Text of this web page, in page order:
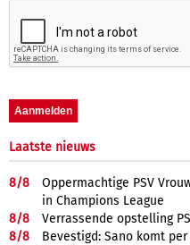
Laatste nieuws
8/8
Oppermachtige PSV
in Champions League
8/8
Verrassende opstelling
8/8
Bevestigd: Sano komt